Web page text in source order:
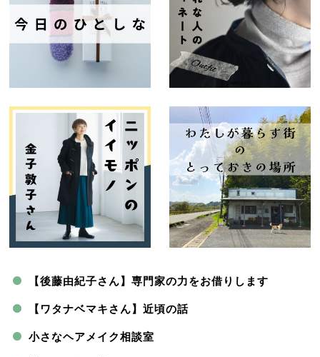
【後藤由紀子さん】専門家の力をお借りします
【ワタナベマキさん】近頃の話
小さなヘアメイク相談室